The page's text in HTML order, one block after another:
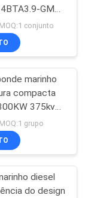
21
GM65
frequência
conjunto
marinho
compacta
375kva
6 de
grupo
diesel
do design